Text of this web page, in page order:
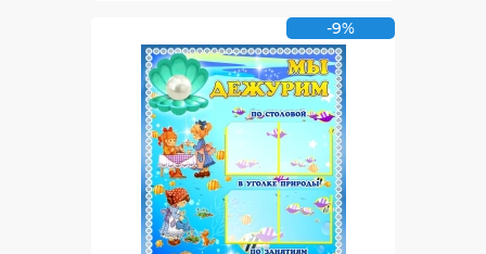
-9%